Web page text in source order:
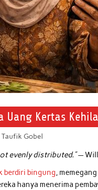
Uang Kertas
Gobel
evenly distributed.”—
berdiri bingung,
hanya menerima